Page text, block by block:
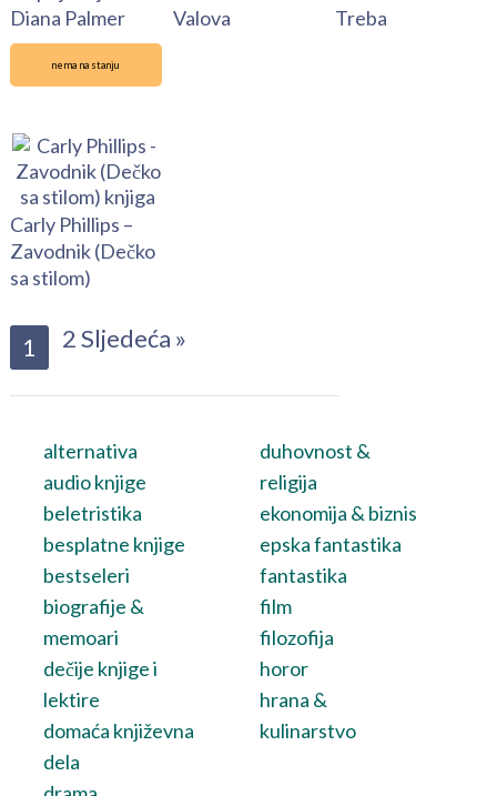
Diana Palmer
Valova
Treba
nema na stanju
Carly Phillips –
Zavodnik (Dečko
sa stilom)
1 2Sljedeća »
alternativa
audio knjige
beletristika
besplatne knjige
bestseleri
biografije &
memoari
dečije knjige i
lektire
domaća književna
dela
duhovnost &
religija
ekonomija & biznis
epska fantastika
fantastika
film
filozofija
horor
hrana &
kulinarstvo